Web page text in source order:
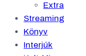
Extra
Streaming
Könyv
Interjúk